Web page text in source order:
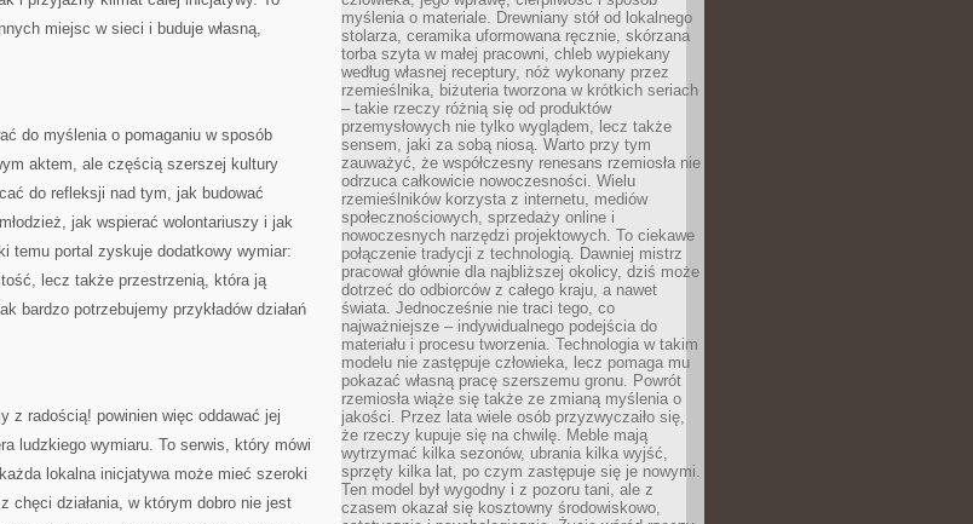
miejsc w sieci i buduje własną,
do myślenia o pomaganiu w sposób
aktem, ale częścią szerszej kultury
do refleksji nad tym, jak budować
jak wspierać wolontariuszy i jak
temu portal zyskuje dodatkowy wymiar:
lecz także przestrzenią, która ją
bardzo potrzebujemy przykładów działań
z radością! powinien więc oddawać jej
ludzkiego wymiaru. To serwis, który mówi
lokalna inicjatywa może mieć szeroki
chęci działania, w którym dobro nie jest
myślenia o materiale. Drewniany stół od lokalnego
stolarza, ceramika uformowana ręcznie, skórzana
torba szyta w małej pracowni, chleb wypiekany
według własnej receptury, nóż wykonany przez
rzemieślnika, biżuteria tworzona w krótkich seriach
– takie rzeczy różnią się od produktów
przemysłowych nie tylko wyglądem, lecz także
sensem, jaki za sobą niosą. Warto przy tym
zauważyć, że współczesny renesans rzemiosła nie
odrzuca całkowicie nowoczesności. Wielu
rzemieślników korzysta z internetu, mediów
społecznościowych, sprzedaży online i
nowoczesnych narzędzi projektowych. To ciekawe
połączenie tradycji z technologią. Dawniej mistrz
pracował głównie dla najbliższej okolicy, dziś może
dotrzeć do odbiorców z całego kraju, a nawet
świata. Jednocześnie nie traci tego, co
najważniejsze – indywidualnego podejścia do
materiału i procesu tworzenia. Technologia w takim
modelu nie zastępuje człowieka, lecz pomaga mu
pokazać własną pracę szerszemu gronu. Powrót
rzemiosła wiąże się także ze zmianą myślenia o
jakości. Przez lata wiele osób przyzwyczaiło się,
że rzeczy kupuje się na chwilę. Meble mają
wytrzymać kilka sezonów, ubrania kilka wyjść,
sprzęty kilka lat, po czym zastępuje się je nowymi.
Ten model był wygodny i z pozoru tani, ale z
czasem okazał się kosztowny środowiskowo,